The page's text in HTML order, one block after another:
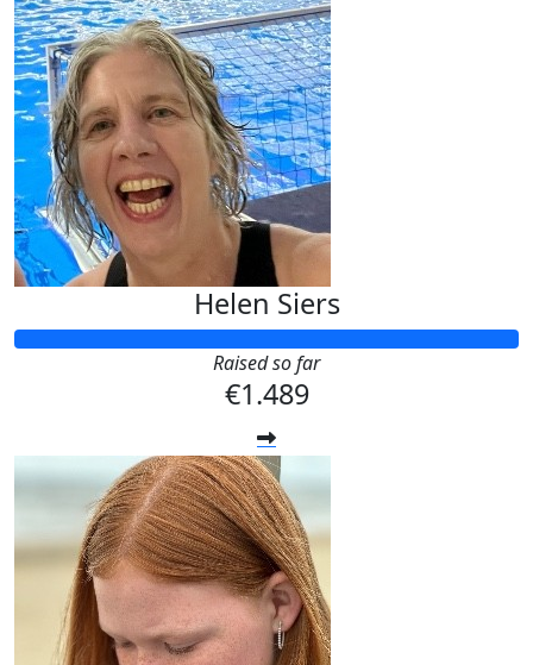
Helen Siers
Raised so far
€1.489